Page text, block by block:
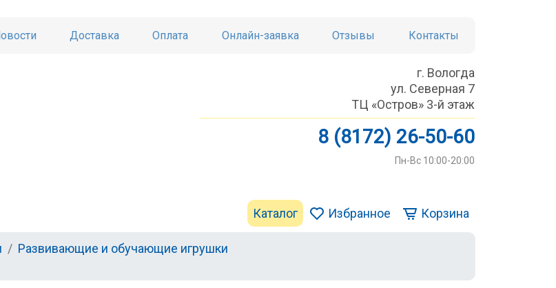
Доставка Оплата Онлайн-заявка Отзывы Контакты
г. Вологда
ул. Северная 7
ТЦ «Остров» 3-й этаж
8 (8172) 26-50-60
Пн-Вс 10:00-20:00
Каталог Избранное Корзина
Развивающие и обучающие игрушки